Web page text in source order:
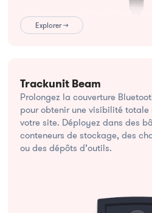
Explorer →
Trackunit Beam
Prolongez la couverture
pour obtenir une visibilité totale
votre site. Déployez dans des
conteneurs de stockage, des
ou des dépôts d’outils.